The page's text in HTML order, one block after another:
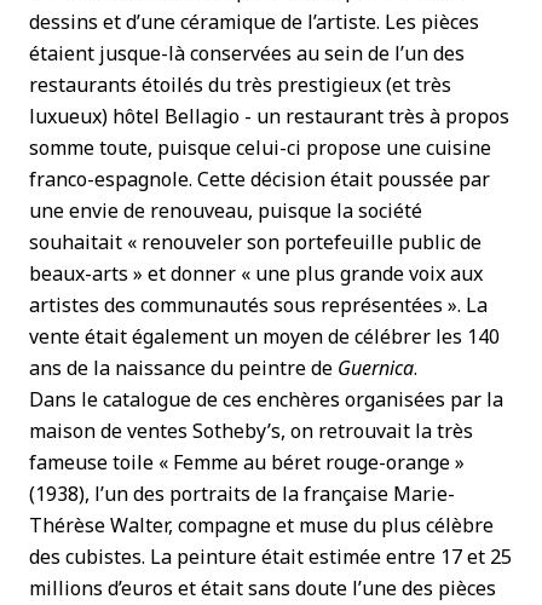
dessins et d’une céramique de l’artiste. Les pièces
étaient jusque-là conservées au sein de l’un des
restaurants étoilés du très prestigieux (et très
luxueux) hôtel Bellagio - un restaurant très à propos
somme toute, puisque celui-ci propose une cuisine
franco-espagnole. Cette décision était poussée par
une envie de renouveau, puisque la société
souhaitait « renouveler son portefeuille public de
beaux-arts » et donner « une plus grande voix aux
artistes des communautés sous représentées ». La
vente était également un moyen de célébrer les 140
ans de la naissance du peintre de Guernica.
Dans le catalogue de ces enchères organisées par la
maison de ventes Sotheby’s, on retrouvait la très
fameuse toile « Femme au béret rouge-orange »
(1938), l’un des portraits de la française Marie-
Thérèse Walter, compagne et muse du plus célèbre
des cubistes. La peinture était estimée entre 17 et 25
millions d’euros et était sans doute l’une des pièces